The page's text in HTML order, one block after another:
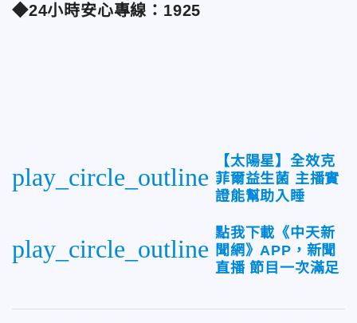
◆24小時安心專線：1925
play_circle_outline
【太陽星】全效克
菲爾益生菌 主播實
證能幫助入睡
play_circle_outline
點我下載《中天新
聞網》APP，新聞
直播 節目一次滿足